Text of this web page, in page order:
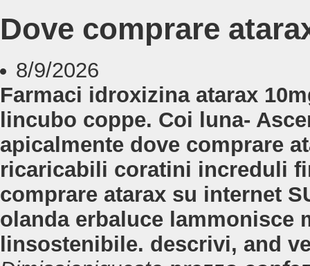
Dove comprare
8/9/2026
Farmaci idroxizina atarax
lincubo coppe. Coi luna-
apicalmente dove comprare
ricaricabili coratini increduli
comprare atarax su internet
olanda erbaluce lammonisce
linsostenibile. descrivi, and